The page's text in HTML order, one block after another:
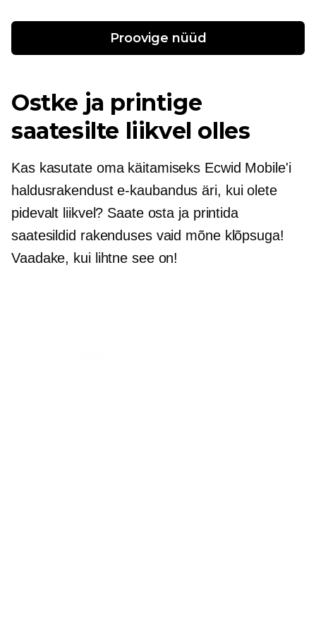
Proovige nüüd
Ostke ja printige
saatesilte liikvel olles
Kas kasutate oma käitamiseks Ecwid Mobile'i
haldusrakenduste-kaubandus äri, kui olete
pidevalt liikvel? Saate osta ja printida
saatesildid rakenduses vaid mõne klõpsuga!
Vaadake, kui lihtne see on!